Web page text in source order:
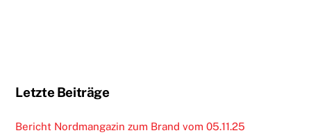
Letzte Beiträge
Bericht Nordmangazin zum Brand vom 05.11.25